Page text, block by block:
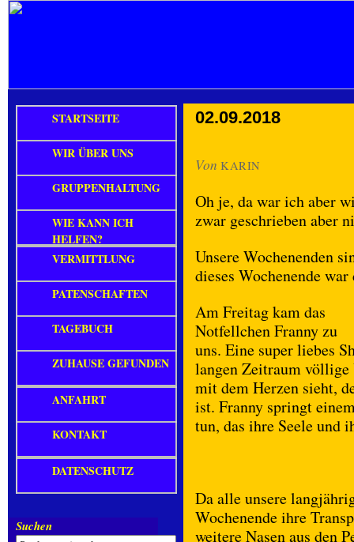
02.09.2018
Von KARIN
Oh je, da war ich aber
zwar geschrieben aber
Unsere Wochenenden
dieses Wochenende
Am Freitag kam das
Notfellchen Franny zu
uns. Eine super liebes
langen Zeitraum völlige
mit dem Herzen sieht,
ist. Franny springt
tun, das ihre Seele und
Da alle unsere
Wochenende ihre
weitere Nasen aus den
STARTSEITE
WIR ÜBER UNS
GRUPPENHALTUNG
WIE KANN ICH
HELFEN?
VERMITTLUNG
PATENSCHAFTEN
TAGEBUCH
ZUHAUSE GEFUNDEN
ANFAHRT
KONTAKT
DATENSCHUTZ
Suchen